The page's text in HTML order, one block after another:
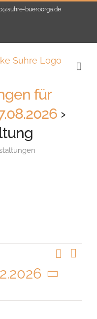
bueroorga.de
für
›
Suche
Suche
Liste